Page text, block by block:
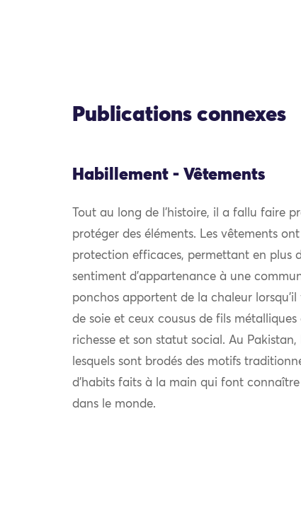
Publications connexes
Habillement - Vêtements
Tout au long de l’histoire, il a fallu faire
protéger des éléments. Les vêtements
protection efficaces, permettant en plus
sentiment d’appartenance à une
ponchos apportent de la chaleur
de soie et ceux cousus de fils métalliques
richesse et son statut social. Au Pakistan,
lesquels sont brodés des motifs
d’habits faits à la main qui font
dans le monde.